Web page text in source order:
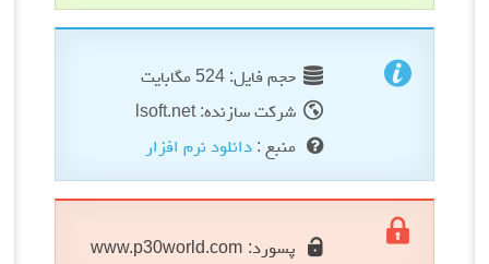
حجم فایل: 524 مگابایت
شرکت سازنده: lsoft.net
منبع : دانلود نرم افزار
پسورد: www.p30world.com